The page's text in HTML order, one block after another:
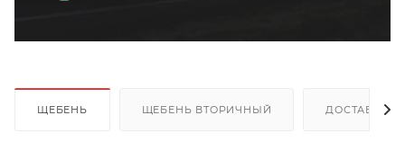
ЩЕБЕНЬ ЩЕБЕНЬ ВТОРИЧНЫЙ ДОСТАВКА